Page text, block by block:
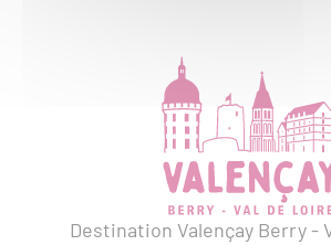
Destination Valençay Berry -